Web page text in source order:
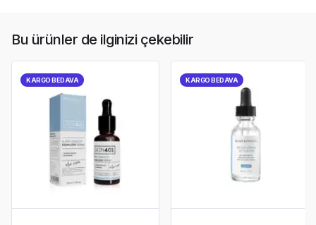
Bu ürünler de ilginizi çekebilir
KARGO BEDAVA KARGO BEDAVA